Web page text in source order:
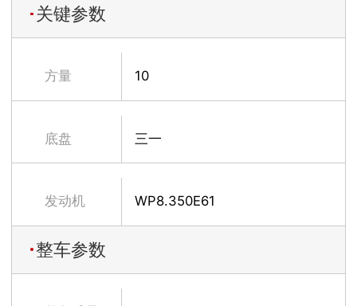
关键参数
方量 10
底盘 三一
发动机 WP8.350E61
整车参数